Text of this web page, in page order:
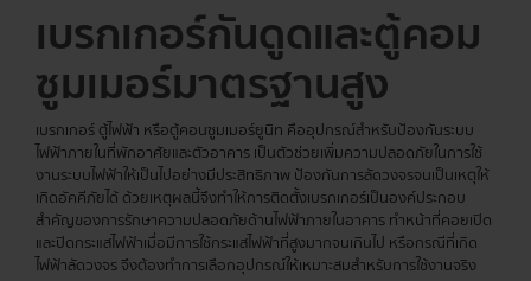
เบรกเกอร์กันดูดและตู้คอม
ซูมเมอร์มาตรฐานสูง
เบรกเกอร์ ตู้ไฟฟ้า หรือตู้คอนซูมเมอร์ยูนิท คืออุปกรณ์สำหรับป้องกันระบบ
ไฟฟ้าภายในที่พักอาศัยและตัวอาคาร เป็นตัวช่วยเพิ่มความปลอดภัยในการใช้
งานระบบไฟฟ้าให้เป็นไปอย่างมีประสิทธิภาพ ป้องกันการลัดวงจรจนเป็นเหตุให้
เกิดอัคคีภัยได้ ด้วยเหตุผลนี้จึงทำให้การติดตั้งเบรกเกอร์เป็นองค์ประกอบ
สำคัญของการรักษาความปลอดภัยด้านไฟฟ้าภายในอาคาร ทำหน้าที่คอยเปิด
และปิดกระแสไฟฟ้าเมื่อมีการใช้กระแสไฟฟ้าที่สูงมากจนเกินไป หรือกรณีที่เกิด
ไฟฟ้าลัดวงจร จึงต้องทำการเลือกอุปกรณ์ให้เหมาะสมสำหรับการใช้งานจริง